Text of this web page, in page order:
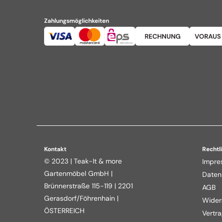
Zahlungsmöglichkeiten
Kontakt
© 2023 | Teak-It & more
Gartenmöbel GmbH |
Brünnerstraße 115-119 | 2201
Gerasdorf/Föhrenhain |
ÖSTERREICH
AGB